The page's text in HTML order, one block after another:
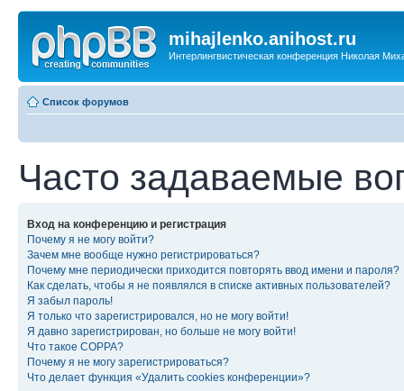
mihajlenko.anihost.ru
Интерлингвистическая конференция Николая
Список форумов
Часто задаваемые
Вход на конференцию и регистрация
Почему я не могу войти?
Зачем мне вообще нужно регистрироваться?
Почему мне периодически приходится повторять ввод имени и пароля?
Как сделать, чтобы я не появлялся в списке активных пользователей?
Я забыл пароль!
Я только что зарегистрировался, но не могу войти!
Я давно зарегистрирован, но больше не могу войти!
Что такое COPPA?
Почему я не могу зарегистрироваться?
Что делает функция «Удалить cookies конференции»?